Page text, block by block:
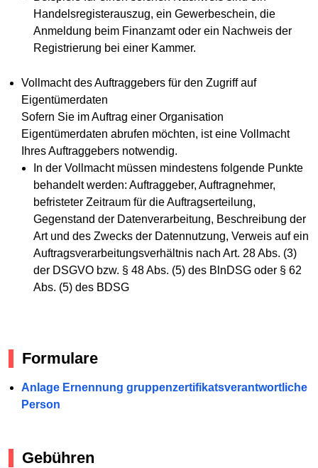
Handelsregisterauszug, ein Gewerbeschein, die
Anmeldung beim Finanzamt oder ein Nachweis der
Registrierung bei einer Kammer.
Vollmacht des Auftraggebers für den Zugriff auf
Eigentümerdaten
Sofern Sie im Auftrag einer Organisation
Eigentümerdaten abrufen möchten, ist eine Vollmacht
Ihres Auftraggebers notwendig.
In der Vollmacht müssen mindestens folgende Punkte
behandelt werden: Auftraggeber, Auftragnehmer,
befristeter Zeitraum für die Auftragserteilung,
Gegenstand der Datenverarbeitung, Beschreibung der
Art und des Zwecks der Datennutzung, Verweis auf ein
Auftragsverarbeitungsverhältnis nach Art. 28 Abs. (3)
der DSGVO bzw. § 48 Abs. (5) des BlnDSG oder § 62
Abs. (5) des BDSG
Formulare
Anlage Ernennung gruppenzertifikatsverantwortliche
Person
Gebühren